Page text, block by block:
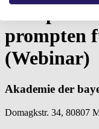
prompten
(Webinar)
Akademie der
Domagkstr. 34, 80807